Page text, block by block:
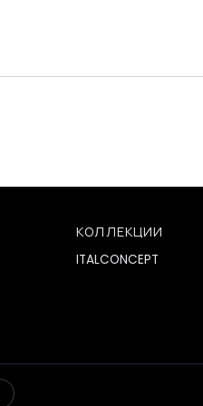
КОЛЛЕКЦИИ
ITALCONCEPT